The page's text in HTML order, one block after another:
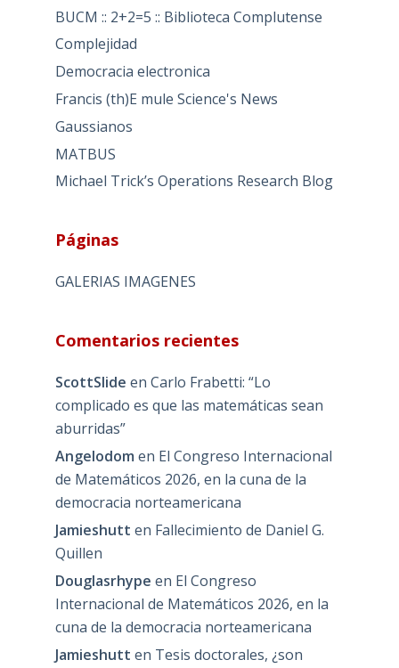
BUCM :: 2+2=5 :: Biblioteca Complutense
Complejidad
Democracia electronica
Francis (th)E mule Science's News
Gaussianos
MATBUS
Michael Trick’s Operations Research Blog
Páginas
GALERIAS IMAGENES
Comentarios recientes
ScottSlide en Carlo Frabetti: “Lo
complicado es que las matemáticas sean
aburridas”
Angelodom en El Congreso Internacional
de Matemáticos 2026, en la cuna de la
democracia norteamericana
Jamieshutt en Fallecimiento de Daniel G.
Quillen
Douglasrhype en El Congreso
Internacional de Matemáticos 2026, en la
cuna de la democracia norteamericana
Jamieshutt en Tesis doctorales, ¿son